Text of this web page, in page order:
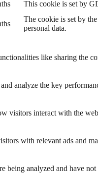
This cookie is set by
The cookie is set by
personal data.
like sharing the
analyze the key
visitors interact with the
with relevant ads and
being analyzed and have